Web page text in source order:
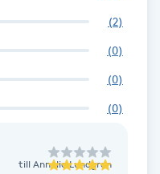
(2)
(0)
(0)
(0)
till Annelie Lundgren